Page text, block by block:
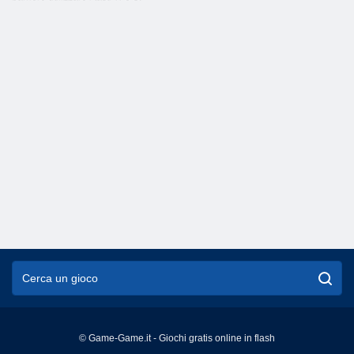
© Game-Game.it - Giochi gratis online in flash